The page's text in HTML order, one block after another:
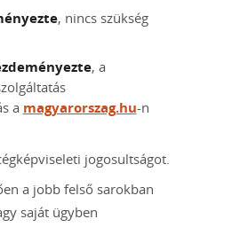
, nincs szükség
, a
a magyarorszag.hu-n
jogosultságot.
a jobb felső sarokban
saját ügyben